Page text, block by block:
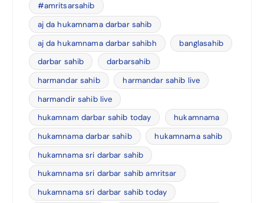
#amritsarsahib
aj da hukamnama darbar sahib
aj da hukamnama darbar sahibh
banglasahib
darbar sahib
darbarsahib
harmandar sahib
harmandar sahib live
harmandir sahib live
hukamnam darbar sahib today
hukamnama
hukamnama darbar sahib
hukamnama sahib
hukamnama sri darbar sahib
hukamnama sri darbar sahib amritsar
hukamnama sri darbar sahib today